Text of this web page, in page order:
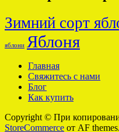
Зимний сорт
яблони Яблоня
Главная
Свяжитесь с нами
Блог
Как купить
Copyright © При
StoreCommerce от AF themes.